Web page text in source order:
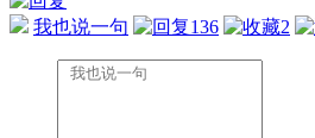
我也说一句 136 2